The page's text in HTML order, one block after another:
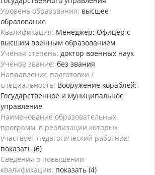
Уровень образования: высшее
образование
Квалификация: Менеджер; Офицер с
высшим военным образованием
Учёная степень: доктор военных наук
Учёное звание: без звания
Направление подготовки /
специальность: Вооружение кораблей;
Государственное и муниципальное
управление
Наименование образовательных
программ, в реализации которых
участвует педагогический работник:
показать (6)
Сведения о повышении
квалификации: показать (4)